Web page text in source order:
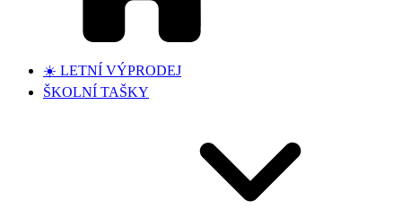
☀️ LETNÍ VÝPRODEJ
ŠKOLNÍ TAŠKY